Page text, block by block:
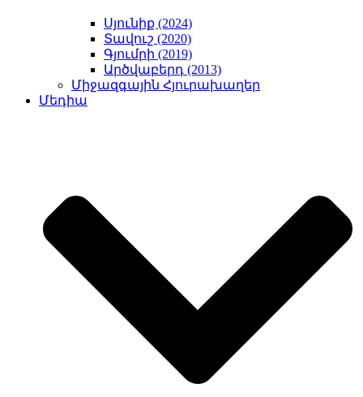
Սյունիք (2024)
Տավուշ (2020)
Գյումրի (2019)
Արծվաբերդ (2013)
Միջազգային Հյուրախաղեր
Մեդիա